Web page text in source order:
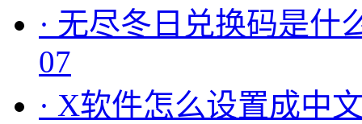
· 无尽冬日兑换码是什
07
· X软件怎么设置成中